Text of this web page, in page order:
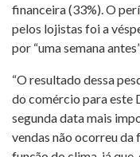
financeira (33%). O
pelos lojistas foi a
por “uma semana
“O resultado dessa
do comércio para este
segunda data mais
vendas não ocorreu da